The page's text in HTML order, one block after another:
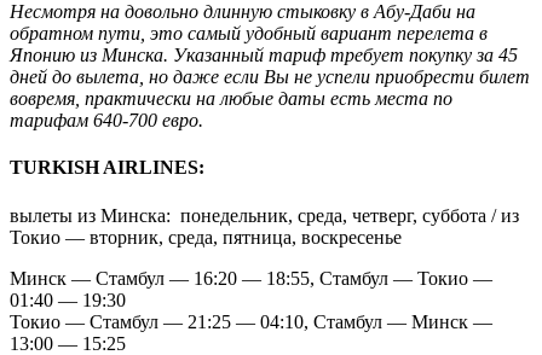
Несмотря на довольно длинную стыковку в Абу-Даби на
обратном пути, это самый удобный вариант перелета в
Японию из Минска. Указанный тариф требует покупку за 45
дней до вылета, но даже если Вы не успели приобрести билет
вовремя, практически на любые даты есть места по
тарифам 640-700 евро.
TURKISH AIRLINES:
вылеты из Минска: понедельник, среда, четверг, суббота / из
Токио — вторник, среда, пятница, воскресенье
Минск — Стамбул — 16:20 — 18:55, Стамбул — Токио —
01:40 — 19:30
Токио — Стамбул — 21:25 — 04:10, Стамбул — Минск —
13:00 — 15:25